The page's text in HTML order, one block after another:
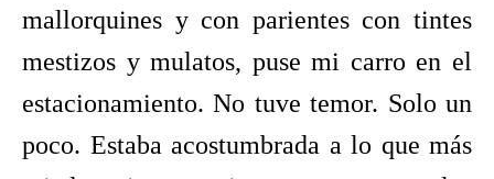
mallorquines y con parientes con tintes
mestizos y mulatos, puse mi carro en el
estacionamiento. No tuve temor. Solo un
poco. Estaba acostumbrada a lo que más